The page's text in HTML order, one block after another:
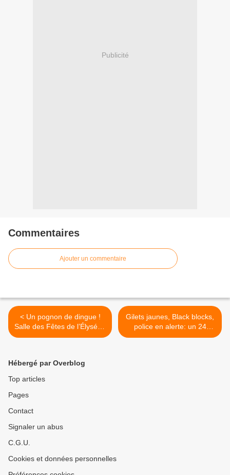
Publicité
Commentaires
Ajouter un commentaire
< Un pognon de dingue !
Salle des Fêtes de l’Élysée :
le couple Macron opte pour
Gilets jaunes, Black blocks,
police en alerte: un 24
novembre sous haute
Hébergé par Overblog
Top articles
Pages
Contact
Signaler un abus
C.G.U.
Cookies et données personnelles